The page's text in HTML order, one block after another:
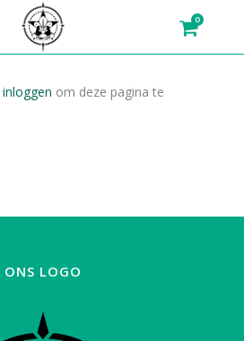
0
inloggen om deze pagina te
ONS LOGO